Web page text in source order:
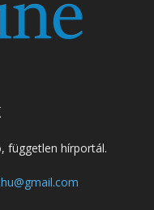
független hírportál.